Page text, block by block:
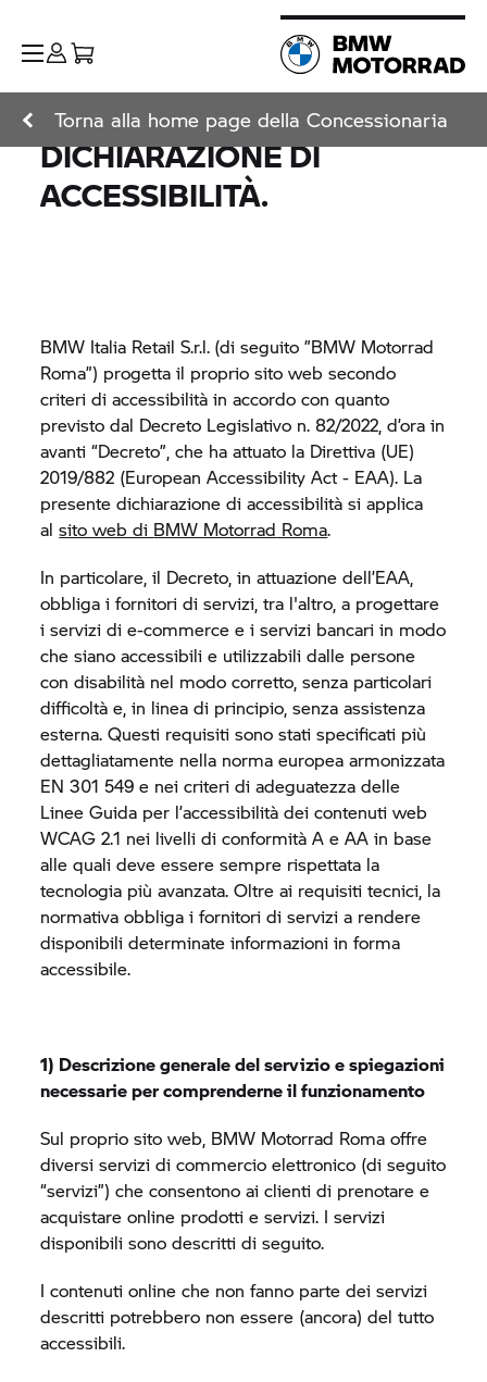
Torna alla home page della Concessionaria
DICHIARAZIONE DI
ACCESSIBILITÀ.
BMW Italia Retail S.r.l. (di seguito ”BMW Motorrad
Roma”) progetta il proprio sito web secondo
criteri di accessibilità in accordo con quanto
previsto dal Decreto Legislativo n. 82/2022, d’ora in
avanti “Decreto”, che ha attuato la Direttiva (UE)
2019/882 (European Accessibility Act - EAA). La
presente dichiarazione di accessibilità si applica
alsito web di BMW Motorrad Roma.
In particolare, il Decreto, in attuazione dell’EAA,
obbliga i fornitori di servizi, tra l'altro, a progettare
i servizi di e-commerce e i servizi bancari in modo
che siano accessibili e utilizzabili dalle persone
con disabilità nel modo corretto, senza particolari
difficoltà e, in linea di principio, senza assistenza
esterna. Questi requisiti sono stati specificati più
dettagliatamente nella norma europea armonizzata
EN 301 549 e nei criteri di adeguatezza delle
Linee Guida per l’accessibilità dei contenuti web
WCAG 2.1 nei livelli di conformità A e AA in base
alle quali deve essere sempre rispettata la
tecnologia più avanzata. Oltre ai requisiti tecnici, la
normativa obbliga i fornitori di servizi a rendere
disponibili determinate informazioni in forma
accessibile.
1) Descrizione generale del servizio e spiegazioni
necessarie per comprenderne il funzionamento
Sul proprio sito web, BMW Motorrad Roma offre
diversi servizi di commercio elettronico (di seguito
“servizi”) che consentono ai clienti di prenotare e
acquistare online prodotti e servizi. I servizi
disponibili sono descritti di seguito.
I contenuti online che non fanno parte dei servizi
descritti potrebbero non essere (ancora) del tutto
accessibili.